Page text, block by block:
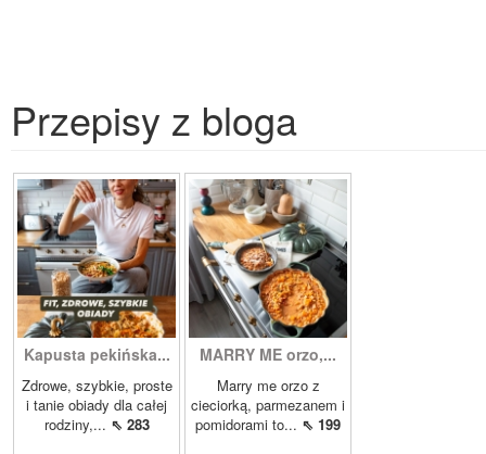
Przepisy z bloga
Kapusta pekińska...
Zdrowe, szybkie, proste
i tanie obiady dla całej
rodziny,... ⇖ 283
MARRY ME orzo,...
Marry me orzo z
cieciorką, parmezanem i
pomidorami to... ⇖ 199